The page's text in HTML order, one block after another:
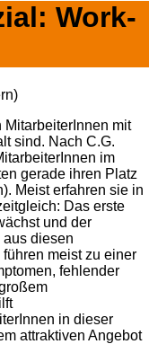
Work-
MitarbeiterInnen mit
sind. Nach C.G.
im
gerade ihren Platz
Meist erfahren sie in
Das erste
und der
aus diesen
meist zu einer
fehlender
in dieser
attraktiven Angebot